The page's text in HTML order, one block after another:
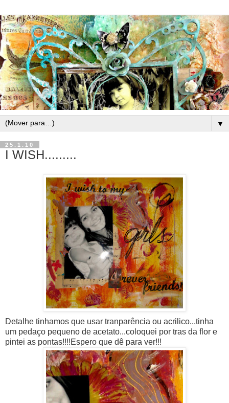
▼
25.1.10
I WISH.........
Detalhe tinhamos que usar tranparência ou acrilico...tinha
um pedaço pequeno de acetato...coloquei por tras da flor e
pintei as pontas!!!!Espero que dê para ver!!!